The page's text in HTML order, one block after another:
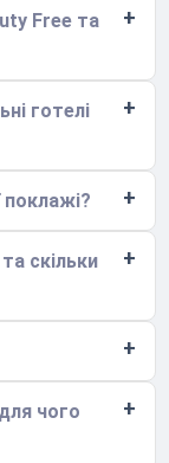
Free та
готелі
скільки
чого